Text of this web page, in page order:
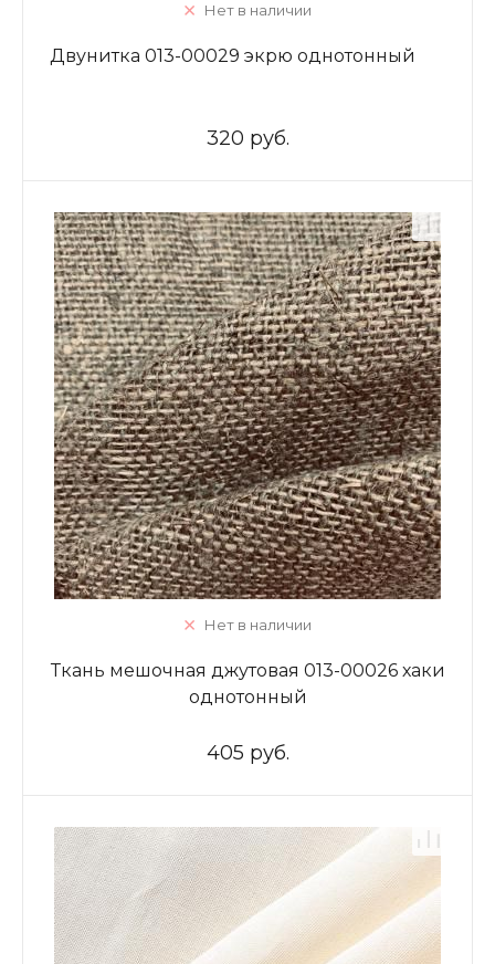
Нет в наличии
Двунитка 013-00029 экрю однотонный
320 руб.
Нет в наличии
Ткань мешочная джутовая 013-00026 хаки
однотонный
405 руб.